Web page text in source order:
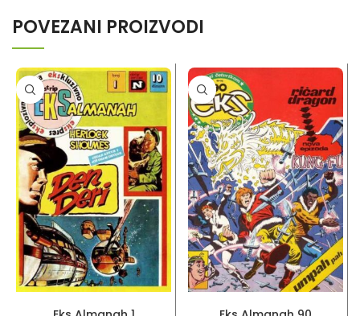
POVEZANI PROIZVODI